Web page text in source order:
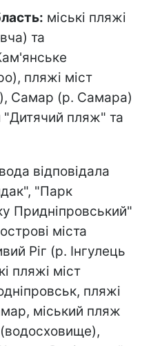
міські пляжі
та
пляжі міст
Самар (р. Самара)
"Дитячий пляж" та
відповідала
"Парк
Придніпровський"
міста
Ріг (р. Інгулець
пляжі міст
пляжі
міський пляж